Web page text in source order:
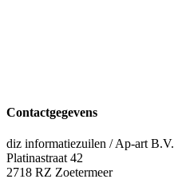
Contactgegevens
diz informatiezuilen / Ap-art B.V.
Platinastraat 42
2718 RZ Zoetermeer